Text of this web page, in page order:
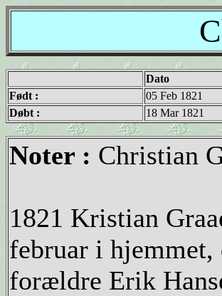
Dato
Født :
05 Feb 1821
Døbt :
18 Mar 1821
Noter : Christian
1821 Kristian
februar i
forældre Erik